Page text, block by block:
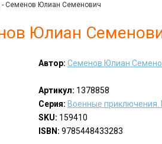
- Семенов Юлиан Семенович
Юлиан
Автор: Семенов Юлиан
Артикул: 1378858
Серия: Военные приключения.
SKU: 159410
ISBN: 9785448433283